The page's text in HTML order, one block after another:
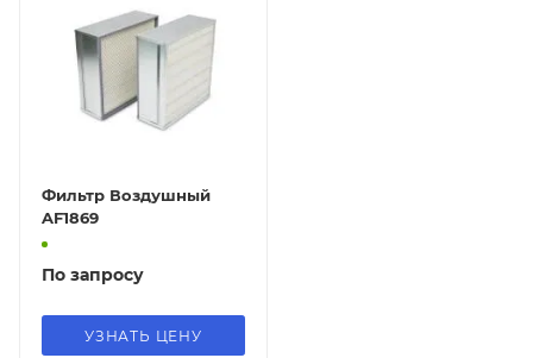
Фильтр Воздушный
AF1869
По запросу
УЗНАТЬ ЦЕНУ